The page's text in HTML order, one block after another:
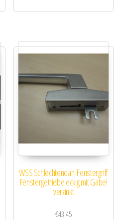
WSS Schlechtendahl Fenstergriff
Fenstergetriebe eckig mit Gabel
verzinkt
€43.45